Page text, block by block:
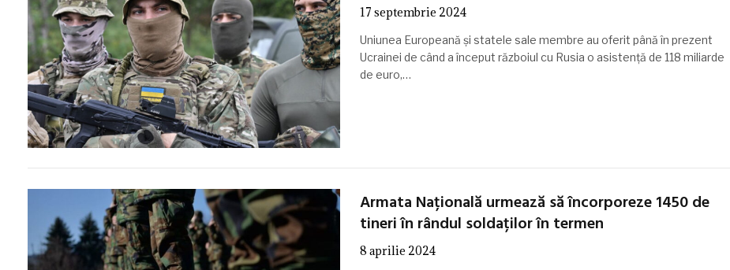
17 septembrie 2024
Uniunea Europeană şi statele sale membre au oferit până în prezent
Ucrainei de când a început războiul cu Rusia o asistenţă de 118 miliarde
de euro,…
Armata Națională urmează să încorporeze 1450 de
tineri în rândul soldaților în termen
8 aprilie 2024